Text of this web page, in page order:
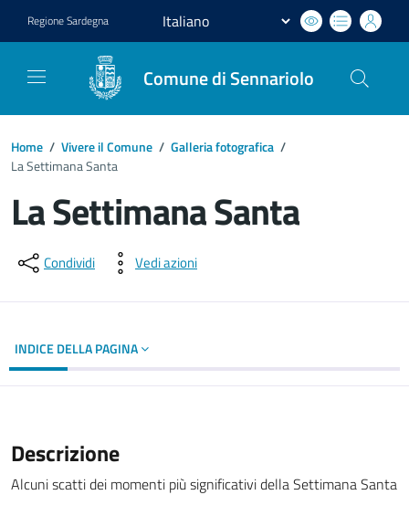
RegioneSardegna
Comune di Sennariolo
Home / Vivere il Comune / Galleria fotografica /
La Settimana Santa
La Settimana Santa
Dettagli del documento
Condividi Vedi azioni
INDICE DELLA PAGINA
Descrizione
Alcuni scatti dei momenti più significativi della Settimana Santa